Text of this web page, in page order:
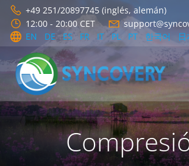
Saltar
al
contenido
+49 251/20897745 (inglés, alemán)
12:00 - 20:00 CET
EN
DE ES FR IT PL PT 한국어